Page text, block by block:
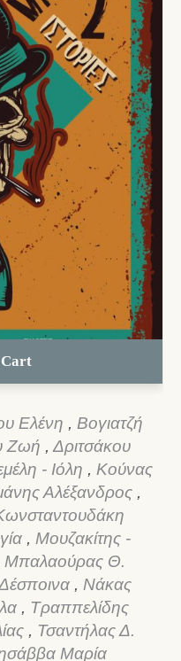
Ελένη , Βογιατζή
Ζωή , Δριτσάκου
- Ιόλη , Κούνας
Αλέξανδρος ,
, Μουζακίτης -
Μπαλαούρας Θ.
, Νάκας
, Τραππελίδης
, Τσαντήλας Δ.
Μαρία